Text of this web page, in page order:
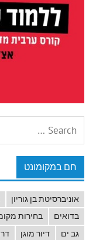
חם במקומונט
אוניברסיטת בן גוריון
בדואים
בחירות
גב ים
דיור מוגן